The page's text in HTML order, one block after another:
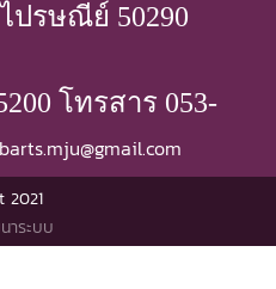
ปรษณีย์ 50290
โทรสาร 053-
2021
ระบบ